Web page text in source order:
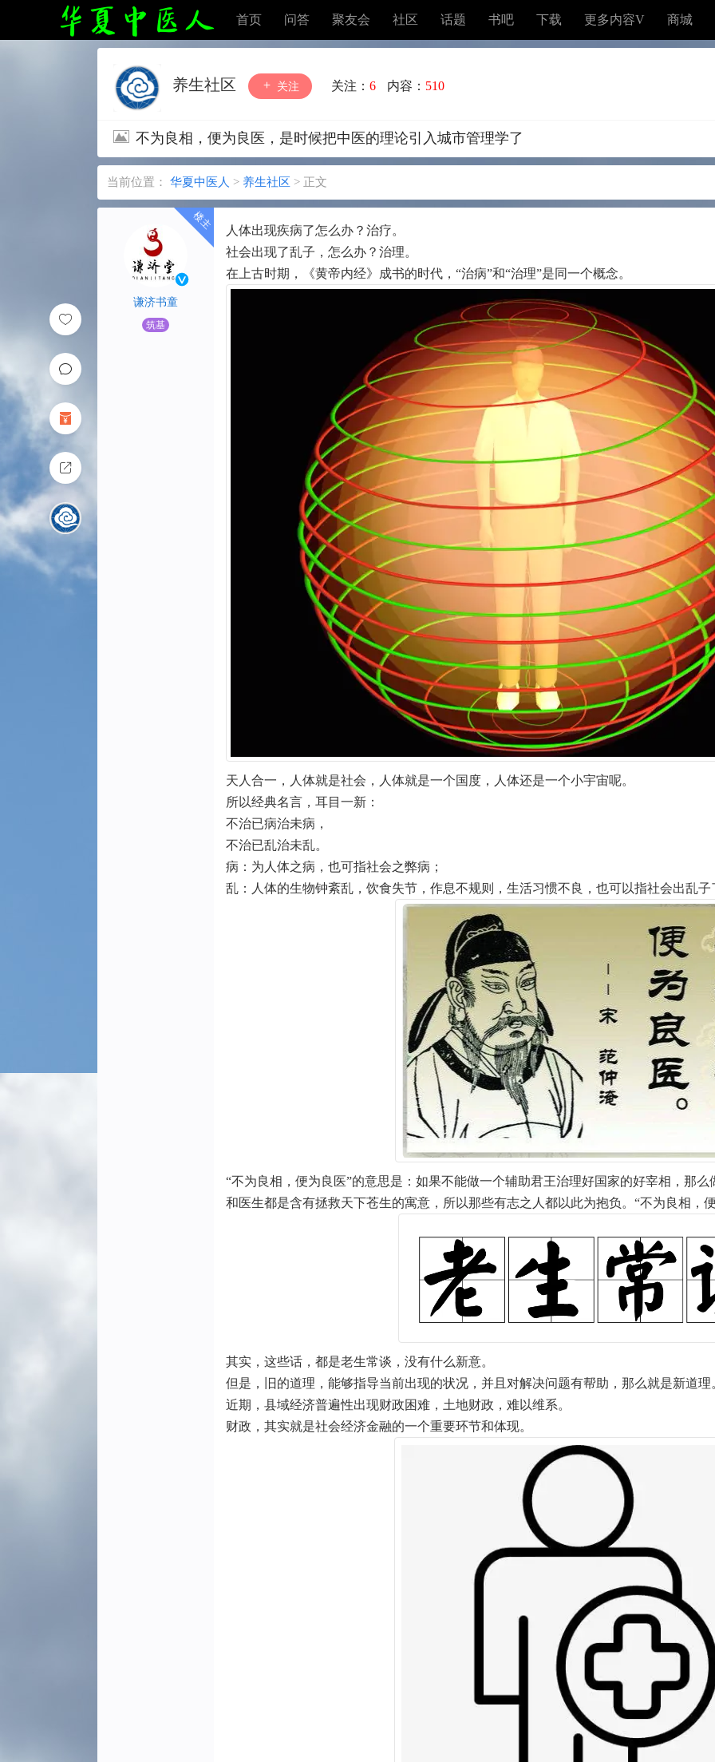
首页 问答 聚友会 社区 话题 书吧 下载 更多内容V 商城
养生社区 关注 关注： 6 内容： 510
不为良相，便为良医，是时候把中医的理论引入城市管理学了
当前位置： 华夏中医人 > 养生社区 > 正文
谦济书童
筑基
人体出现疾病了怎么办？治疗。
社会出现了乱子，怎么办？治理。
在上古时期，《黄帝内经》成书的时代，“治病”和“治理”是同一个概念。
天人合一，人体就是社会，人体就是一个国度，人体还是一个小宇宙呢。
所以经典名言，耳目一新：
不治已病治未病，
不治已乱治未乱。
病：为人体之病，也可指社会之弊病；
乱：人体的生物钟紊乱，饮食失节，作息不规则，生活习惯不良，也可以指社会出乱子
“不为良相，便为良医”的意思是：如果不能做一个辅助君王治理好国家的好宰相，那
和医生都是含有拯救天下苍生的寓意，所以那些有志之人都以此为抱负。“不为良相，
其实，这些话，都是老生常谈，没有什么新意。
但是，旧的道理，能够指导当前出现的状况，并且对解决问题有帮助，那么就是新道理
近期，县域经济普遍性出现财政困难，土地财政，难以维系。
财政，其实就是社会经济金融的一个重要环节和体现。